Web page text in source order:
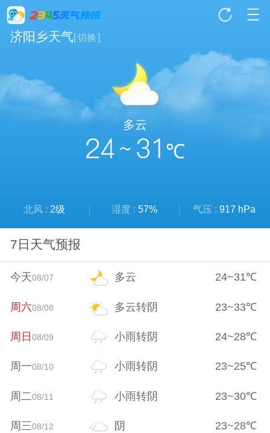
济阳乡天气[切换]
多云
24 ~ 31 ℃
北风 : 2级 湿度 : 57% 气压 : 917 hPa
7日天气预报
今天08/07 多云 24~31℃
周六08/08 多云转阴 23~33℃
周日08/09 小雨转阴 24~28℃
周一08/10 小雨转阴 23~25℃
周二08/11 小雨转阴 23~30℃
周三08/12 阴 23~28℃